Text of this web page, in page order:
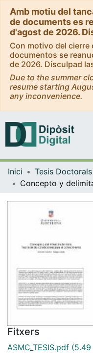
Amb motiu del
de documents es
d'agost de 2026.
Con motivo del cierre
documentos se
de 2026. Disculpad
Due to the summer
resume starting
any inconvenience.
Inici Tesis Doctorals
Fitxers
ASMC_TESIS.pdf (5.49